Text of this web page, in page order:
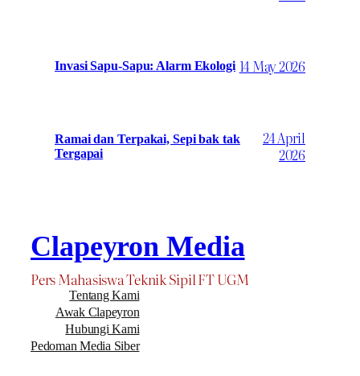
Invasi Sapu-Sapu: Alarm Ekologi 14 May 2026
Ramai dan Terpakai, Sepi bak tak
Tergapai
24 April
2026
Clapeyron Media
Pers Mahasiswa Teknik Sipil FT UGM
Tentang Kami
Awak Clapeyron
Hubungi Kami
Pedoman Media Siber